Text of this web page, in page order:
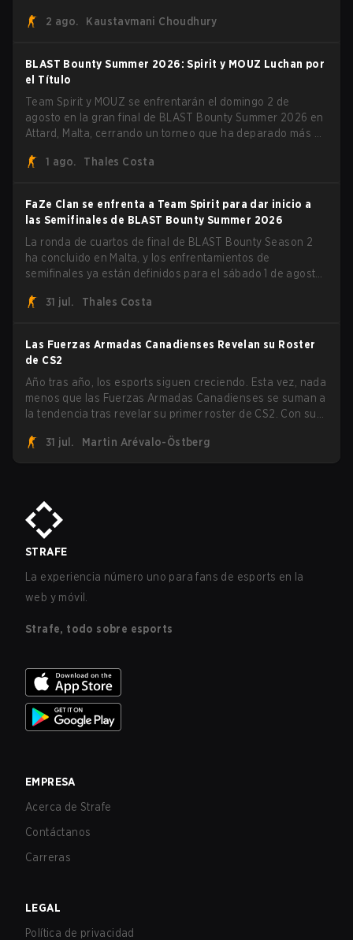
roster y cambios de roles, arrolló a Team Spirit en una
2 ago. Kaustavmani Choudhury
BLAST Bounty Summer 2026: Spirit y MOUZ Luchan por
el Título
Team Spirit y MOUZ se enfrentarán el domingo 2 de
agosto en la gran final de BLAST Bounty Summer 2026 en
Attard, Malta, cerrando un torneo que ha deparado más de
1 ago.
Thales Costa
FaZe Clan se enfrenta a Team Spirit para dar inicio a
las Semifinales de BLAST Bounty Summer 2026
La ronda de cuartos de final de BLAST Bounty Season 2
ha concluido en Malta, y los enfrentamientos de
semifinales ya están definidos para el sábado 1 de agosto.
sobrevivientes que aún luchan por el trofeo, mientras que
31 jul. Thales Costa
Las Fuerzas Armadas Canadienses Revelan su Roster
de CS2
Año tras año, los esports siguen creciendo. Esta vez, nada
menos que las Fuerzas Armadas Canadienses se suman a
la tendencia tras revelar su primer roster de CS2. Con su
unirá ahora a una competencia de CS para personal
militar destinada a expandir el alcance de los esports.
31 jul. Martin Arévalo-Östberg
STRAFE
La experiencia número uno para fans de esports en la
web y móvil.
Strafe, todo sobre esports
EMPRESA
Acerca de Strafe
Contáctanos
Carreras
LEGAL
Política de privacidad